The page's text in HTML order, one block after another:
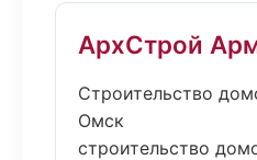
АрхСтрой
Строительство
Омск
строительство